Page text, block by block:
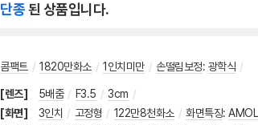
단종된 상품입니다.
콤팩트 / 1820만화소 / 1인치미만 / 손떨림보정: 광학식 /
[렌즈] 5배줌 / F3.5 / 3cm /
[화면]
3인치 / 고정형 / 122만8천화소 / 화면특징: